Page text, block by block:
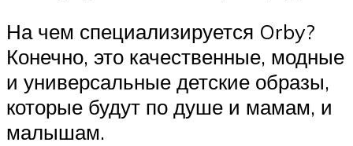
На чем специализируется Orby?
Конечно, это качественные, модные
и универсальные детские образы,
которые будут по душе и мамам, и
малышам.